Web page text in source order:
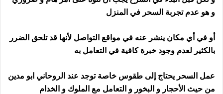
و هو عدم تجربة السحر في المنزل
أو في أي مكان ينشر عنه في مواقع التواصل لأنها قد تلحق الضرر
بالكثير لعدم وجود خبرة كافية في التعامل به
عمل السحر يحتاج إلى طقوس خاصة توجد عند الروحاني ابو مدين
من حيث الأحجار و البخور و التعامل مع الملوك و الخدام